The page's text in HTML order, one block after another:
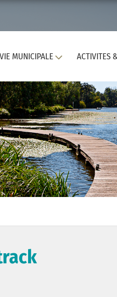
VIE MUNICIPALE ACTIVITES